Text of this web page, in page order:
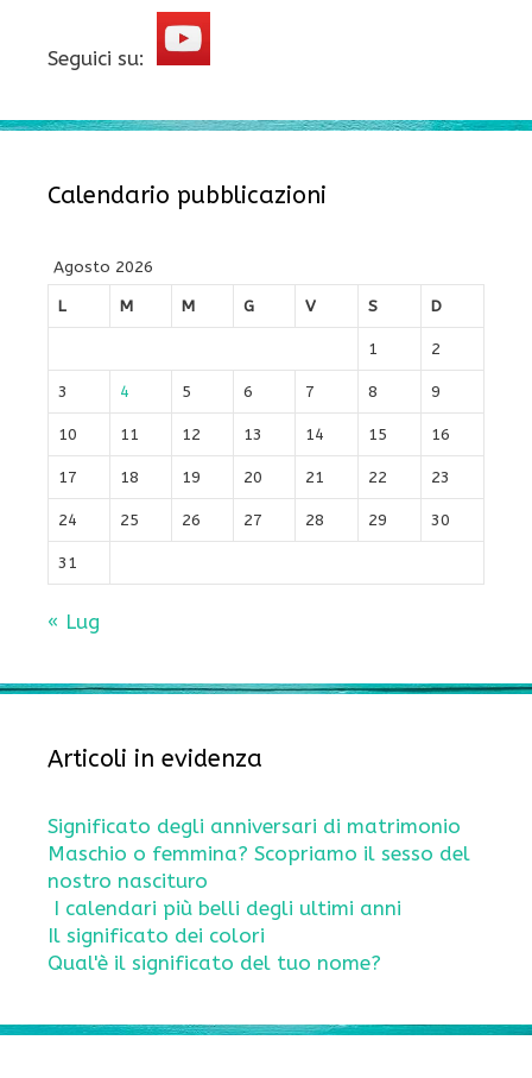
Seguici su:
Calendario pubblicazioni
Agosto 2026
L
M M G V S D
1 2
3 4 5 6 7 8 9
10 11 12 13 14 15 16
17 18 19 20 21 22 23
24 25 26 27 28 29 30
31
« Lug
Articoli in evidenza
Significato degli anniversari di matrimonio
Maschio o femmina? Scopriamo il sesso del
nostro nascituro
I calendari più belli degli ultimi anni
Il significato dei colori
Qual'è il significato del tuo nome?